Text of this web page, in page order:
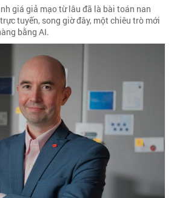
giá giả mạo từ lâu đã là bài toán nan
tuyến, song giờ đây, một chiêu trò mới
bằng AI.